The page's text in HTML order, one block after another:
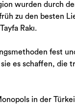
wurden durch
zu den besten
Rakı.
fest
es schaffen, die
in der